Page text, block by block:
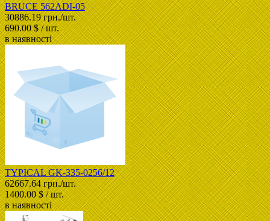
BRUCE 562ADI-05
30886.19 грн./шт.
690.00 $ / шт.
в наявності
TYPICAL GK-335-0256/12
62667.64 грн./шт.
1400.00 $ / шт.
в наявності